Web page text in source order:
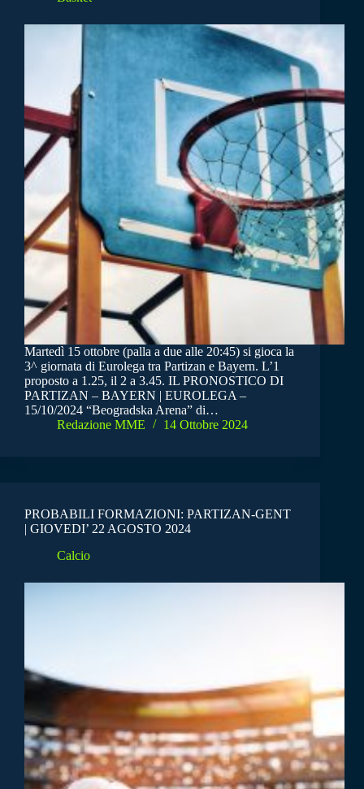
Martedì 15 ottobre (palla a due alle 20:45) si gioca la
3^ giornata di Eurolega tra Partizan e Bayern. L’1
proposto a 1.25, il 2 a 3.45. IL PRONOSTICO DI
PARTIZAN – BAYERN | EUROLEGA –
15/10/2024 “Beogradska Arena” di…
Redazione MME
14 Ottobre 2024
PROBABILI FORMAZIONI: PARTIZAN-GENT
| GIOVEDI’ 22 AGOSTO 2024
Calcio